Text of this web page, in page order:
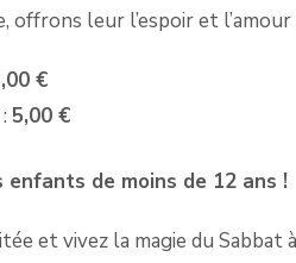
offrons leur l’espoir et
€
:5,00 €
de moins de 12 ans !
et vivez la magie du Sabbat